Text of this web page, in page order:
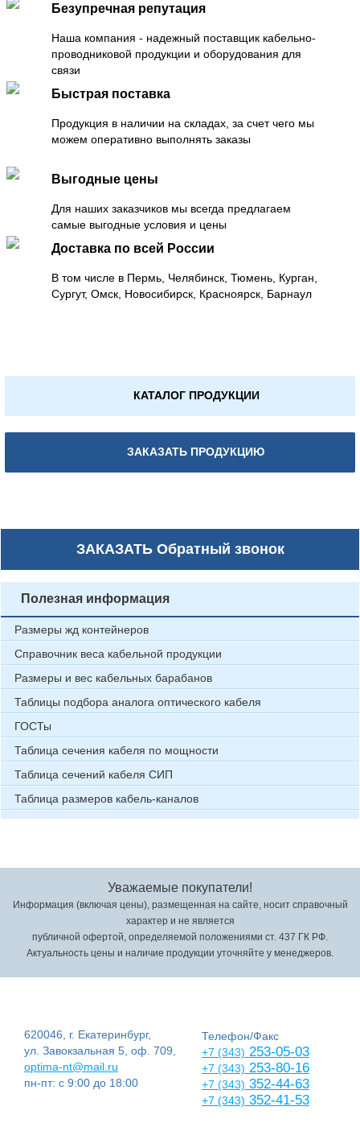
Безупречная репутация
Наша компания - надежный поставщик кабельно-
проводниковой продукции и оборудования для
связи
Быстрая поставка
Продукция в наличии на складах, за счет чего мы
можем оперативно выполнять заказы
Выгодные цены
Для наших заказчиков мы всегда предлагаем
самые выгодные условия и цены
Доставка по всей России
В том числе в Пермь, Челябинск, Тюмень, Курган,
Сургут, Омск, Новосибирск, Красноярск, Барнаул
КАТАЛОГ ПРОДУКЦИИ
ЗАКАЗАТЬ ПРОДУКЦИЮ
ЗАКАЗАТЬОбратный звонок
Полезная информация
Размеры жд контейнеров
Справочник веса кабельной продукции
Размеры и вес кабельных барабанов
Таблицы подбора аналога оптического кабеля
ГОСТы
Таблица сечения кабеля по мощности
Таблица сечений кабеля СИП
Таблица размеров кабель-каналов
Уважаемые покупатели!
Информация (включая цены), размещенная на сайте, носит справочный
характер и не является
публичной офертой, определяемой положениями ст. 437 ГК РФ.
Актуальность цены и наличие продукции уточняйте у менеджеров.
620046, г. Екатеринбург,
ул. Завокзальная 5, оф. 709,
optima-nt@mail.ru
пн-пт: с 9:00 до 18:00
Телефон/Факс
+7 (343) 253-05-03
+7 (343) 253-80-16
+7 (343) 352-44-63
+7 (343) 352-41-53